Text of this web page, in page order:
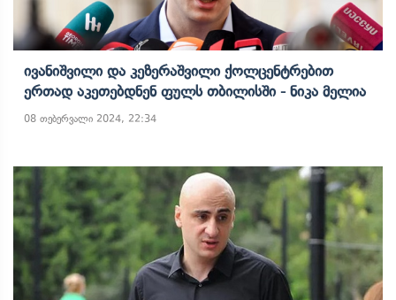
Ივანიშვილი Და Კეზერაშვილი Ქოლცენტრებით
Ერთად Აკეთებდნენ Ფულს Თბილისში - Ნიკა Მელია
08 თებერვალი 2024, 22:34